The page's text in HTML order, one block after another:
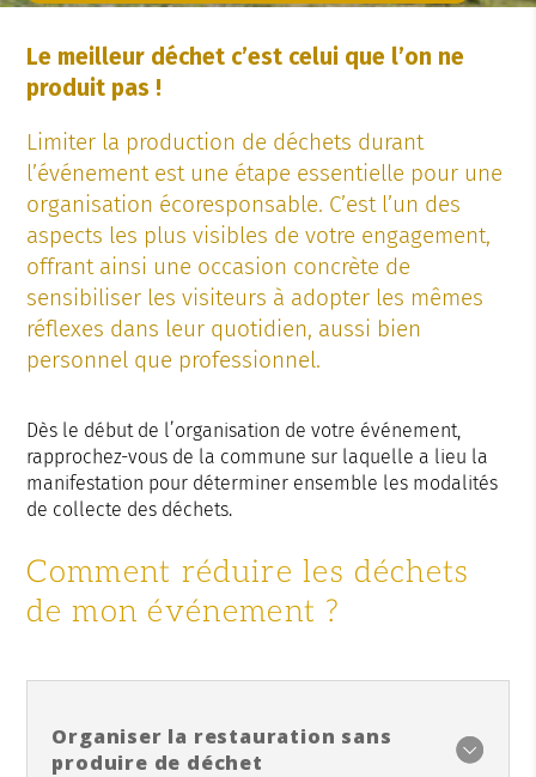
Le meilleur déchet c’est celui que l’on ne
produit pas !
Limiter la production de déchets durant
l’événement est une étape essentielle pour une
organisation écoresponsable. C’est l’un des
aspects les plus visibles de votre engagement,
offrant ainsi une occasion concrète de
sensibiliser les visiteurs à adopter les mêmes
réflexes dans leur quotidien, aussi bien
personnel que professionnel.
Dès le début de l’organisation de votre événement,
rapprochez-vous de la commune sur laquelle a lieu la
manifestation pour déterminer ensemble les modalités
de collecte des déchets.
Comment réduire les déchets
de mon événement ?
Organiser la restauration sans
produire de déchet